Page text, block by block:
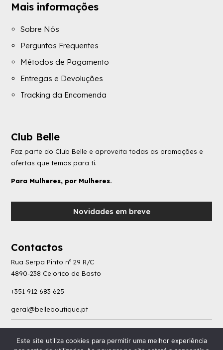
Mais informações
Sobre Nós
Perguntas Frequentes
Métodos de Pagamento
Entregas e Devoluções
Tracking da Encomenda
Club Belle
Faz parte do Club Belle e aproveita todas as promoções e
ofertas que temos para ti.
Para Mulheres, por Mulheres.
Novidades em breve
Contactos
Rua Serpa Pinto nº 29 R/C
4890-238 Celorico de Basto
+351 912 683 625
geral@belleboutique.pt
Política de Privacidade Livro de Reclamações| Termos e Condições
Consumo de
Litígios
Este site utiliza cookies para permitir uma melhor experiência